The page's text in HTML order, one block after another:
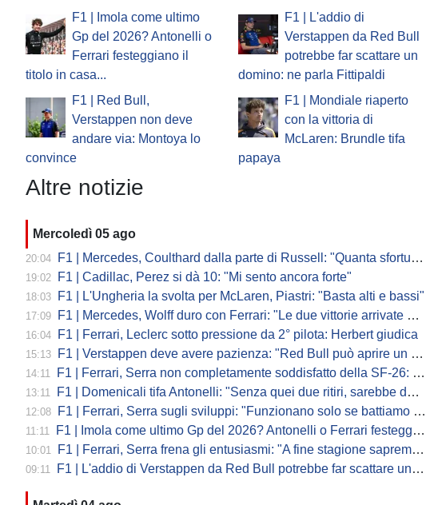
F1 | Imola come ultimo
Gp del 2026? Antonelli o
Ferrari festeggiano il
titolo in casa...
F1 | L'addio di
Verstappen da Red Bull
potrebbe far scattare un
domino: ne parla Fittipaldi
F1 | Red Bull,
Verstappen non deve
andare via: Montoya lo
convince
F1 | Mondiale riaperto
con la vittoria di
McLaren: Brundle tifa
papaya
Altre notizie
Mercoledì 05 ago
20:04 F1 | Mercedes, Coulthard dalla parte di Russell: "Quanta sfortuna può avere un pilota?"
19:02 F1 | Cadillac, Perez si dà 10: "Mi sento ancora forte"
18:03 F1 | L'Ungheria la svolta per McLaren, Piastri: "Basta alti e bassi"
17:09 F1 | Mercedes, Wolff duro con Ferrari: "Le due vittorie arrivate per colpa nostra
16:04 F1 | Ferrari, Leclerc sotto pressione da 2° pilota: Herbert giudica
15:13 F1 | Verstappen deve avere pazienza: "Red Bull può aprire un nuovo corso"
14:11 F1 | Ferrari, Serra non completamente soddisfatto della SF-26: "Non è solo la mia macchina"
13:11 F1 | Domenicali tifa Antonelli: "Senza quei due ritiri, sarebbe davanti di tanto"
12:08 F1 | Ferrari, Serra sugli sviluppi: "Funzionano solo se battiamo gli altri"
11:11 F1 | Imola come ultimo Gp del 2026? Antonelli o Ferrari festeggiano il titolo in casa...
10:01 F1 | Ferrari, Serra frena gli entusiasmi: "A fine stagione sapremo se SF-26 è forte"
09:11 F1 | L'addio di Verstappen da Red Bull potrebbe far scattare un domino: ne parla Fittipaldi